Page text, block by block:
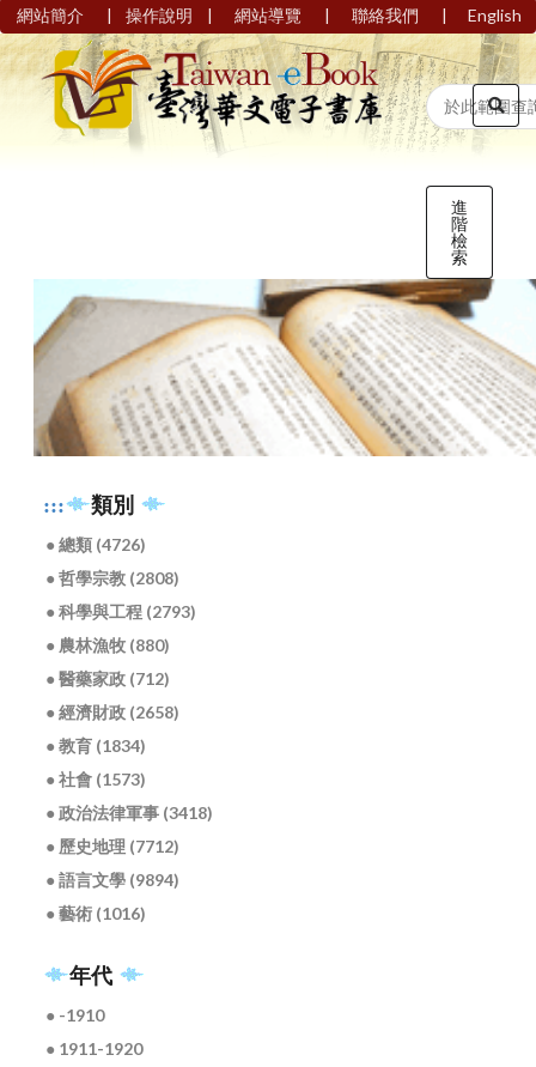
網站簡介 | 操作說明 | 網站導覽 | 聯絡我們 | English
進
階
檢
索
::: 類別
● 總類 (4726)
● 哲學宗教 (2808)
● 科學與工程 (2793)
● 農林漁牧 (880)
● 醫藥家政 (712)
● 經濟財政 (2658)
● 教育 (1834)
● 社會 (1573)
● 政治法律軍事 (3418)
● 歷史地理 (7712)
● 語言文學 (9894)
● 藝術 (1016)
年代
● -1910
● 1911-1920